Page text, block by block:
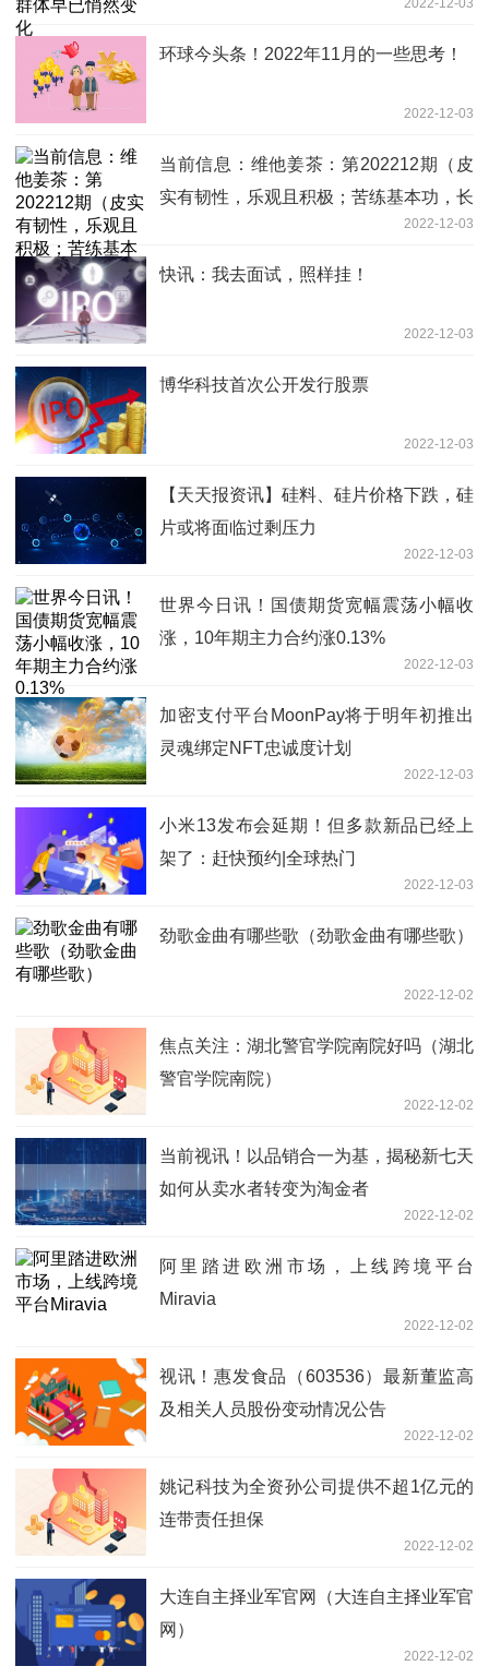
2022-12-03
环球今头条！2022年11月的一些思考！
2022-12-03
当前信息：维他姜茶：第202212期（皮
实有韧性，乐观且积极；苦练基本功，长
2022-12-03
快讯：我去面试，照样挂！
2022-12-03
博华科技首次公开发行股票
2022-12-03
【天天报资讯】硅料、硅片价格下跌，硅
片或将面临过剩压力
2022-12-03
世界今日讯！国债期货宽幅震荡小幅收
涨，10年期主力合约涨0.13%
2022-12-03
加密支付平台MoonPay将于明年初推出
灵魂绑定NFT忠诚度计划
2022-12-03
小米13发布会延期！但多款新品已经上
架了：赶快预约|全球热门
2022-12-03
劲歌金曲有哪些歌（劲歌金曲有哪些歌）
2022-12-02
焦点关注：湖北警官学院南院好吗（湖北
警官学院南院）
2022-12-02
当前视讯！以品销合一为基，揭秘新七天
如何从卖水者转变为淘金者
2022-12-02
阿里踏进欧洲市场，上线跨境平台
Miravia
2022-12-02
视讯！惠发食品（603536）最新董监高
及相关人员股份变动情况公告
2022-12-02
姚记科技为全资孙公司提供不超1亿元的
连带责任担保
2022-12-02
大连自主择业军官网（大连自主择业军官
网）
2022-12-02